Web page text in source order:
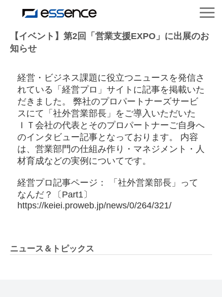
サービス紹介
会社紹介
導入事例
採用情報
セミナー＆コラム
【イベント】第2回「営業支援EXPO」に出展のお
知らせ
経営・ビジネス課題に役立つニュースを発信さ
れている「経営プロ」サイトに記事を掲載いた
だきました。 弊社のプロパートナーズサービ
スにて「社外営業部長」をご導入いただいた
ＩＴ会社の代表とそのプロパートナーご自身へ
のインタビュー記事となっております。 内容
は、営業部門の仕組み作り・マネジメント・人
材育成などの実例についてです。
経営プロ記事ページ： 「社外営業部長」って
なんだ？〔Part1〕
https://keiei.proweb.jp/news/0/264/321/
ニュース＆トピックス